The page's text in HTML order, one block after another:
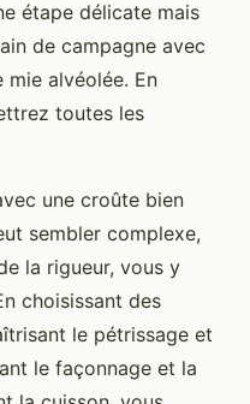
étape délicate mais
de campagne avec
alvéolée. En
toutes les
une croûte bien
sembler complexe,
la rigueur, vous y
choisissant des
le pétrissage et
le façonnage et la